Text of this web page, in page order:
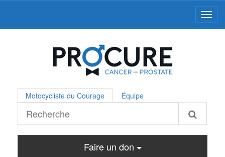
Motocycliste du Courage Équipe
Faire un don